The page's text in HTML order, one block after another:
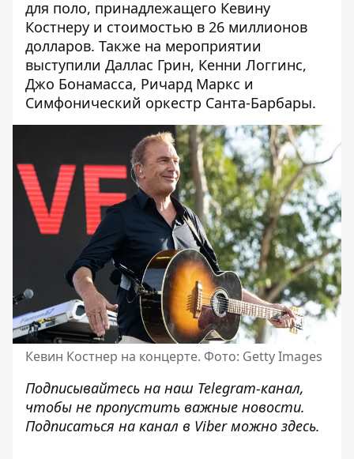
для поло, принадлежащего Кевину
Костнеру и стоимостью в 26 миллионов
долларов. Также на мероприятии
выступили Даллас Грин, Кенни Логгинс,
Джо Бонамасса, Ричард Маркс и
Симфонический оркестр Санта-Барбары.
Кевин Костнер на концерте. Фото: Getty Images
Подписывайтесь на наш Telegram-канал,
чтобы не пропустить важные новости.
Подписаться на канал в Viber можно здесь.